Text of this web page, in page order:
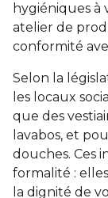
hygiéniques à
atelier de
conformité
Selon la
les locaux
que des
lavabos, et
douches. Ces
formalité :
la dignité de